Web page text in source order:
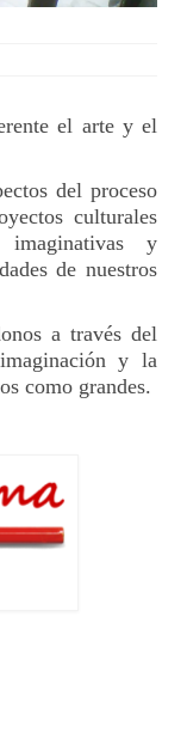
el arte y el
del proceso
culturales
imaginativas y
de nuestros
a través del
y la
como grandes.